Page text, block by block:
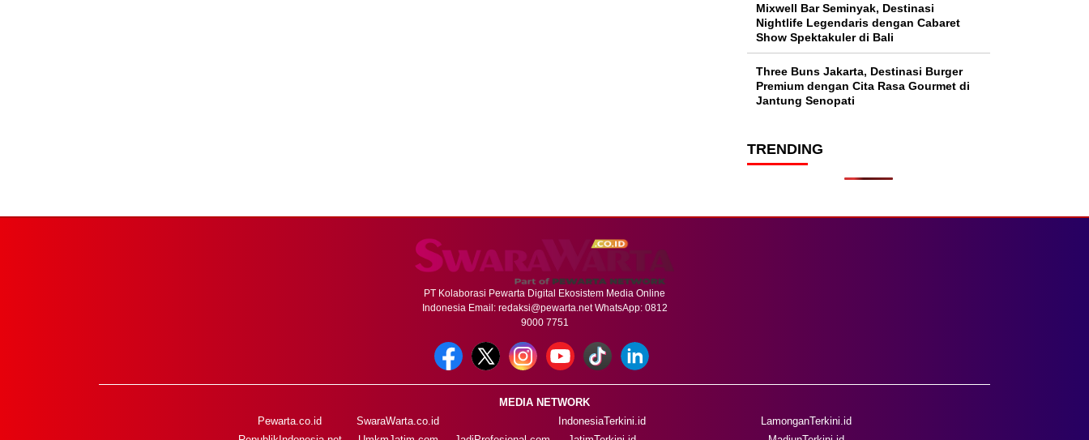
Mixwell Bar Seminyak, Destinasi
Nightlife Legendaris dengan Cabaret
Show Spektakuler di Bali
Three Buns Jakarta, Destinasi Burger
Premium dengan Cita Rasa Gourmet di
Jantung Senopati
TRENDING
PT Kolaborasi Pewarta Digital Ekosistem Media Online
Indonesia Email: redaksi@pewarta.netWhatsApp: 0812
9000 7751
MEDIA NETWORK
Pewarta.co.id
SwaraWarta.co.id
IndonesiaTerkini.id
LamonganTerkini.id